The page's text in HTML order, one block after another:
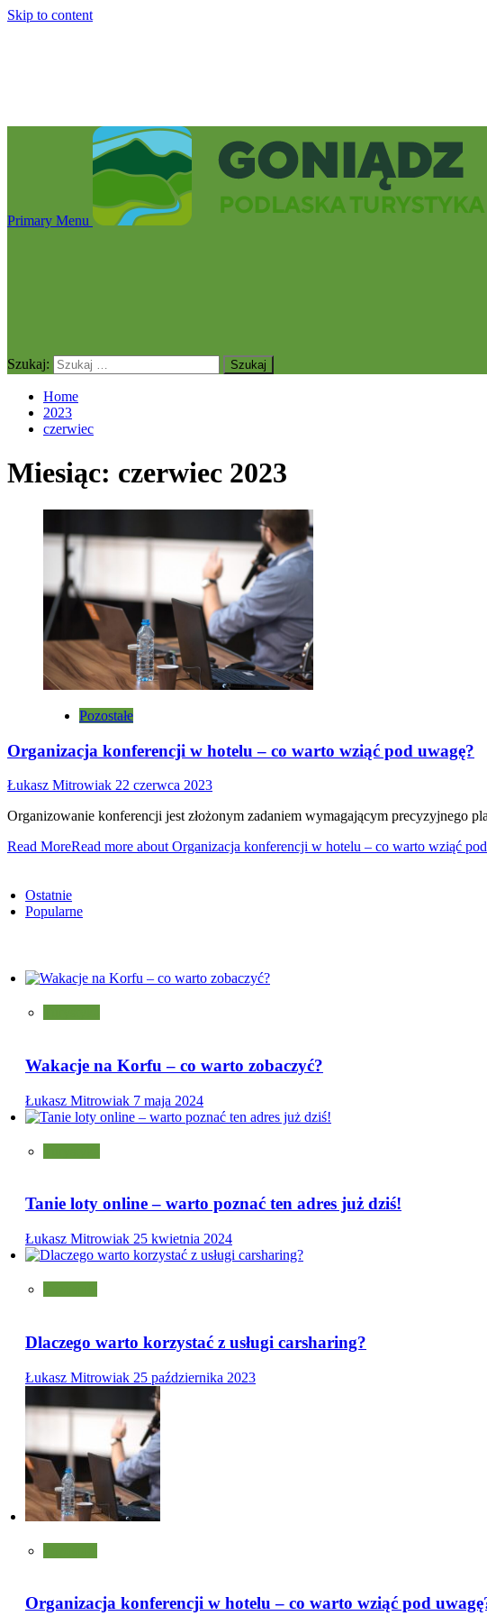
Skip to content
Primary Menu
Szukaj:
Home
2023
czerwiec
Miesiąc: czerwiec 2023
Pozostałe
Organizacja konferencji w hotelu – co warto wziąć pod uwagę?
Łukasz Mitrowiak 22 czerwca 2023
Organizowanie konferencji jest złożonym zadaniem wymagającym precyzyjnego
Read MoreRead more about Organizacja konferencji w hotelu – co warto wziąć
Ostatnie
Popularne
Wakacje na Korfu – co warto zobaczyć?
Łukasz Mitrowiak 7 maja 2024
Tanie loty online – warto poznać ten adres już dziś!
Łukasz Mitrowiak 25 kwietnia 2024
Dlaczego warto korzystać z usługi carsharing?
Łukasz Mitrowiak 25 października 2023
Organizacja konferencji w hotelu – co warto wziąć pod